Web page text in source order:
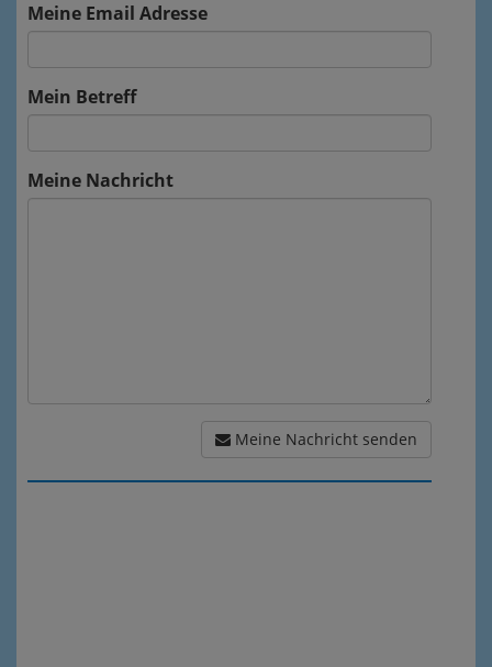
Meine Email Adresse
Mein Betreff
Meine Nachricht
Meine Nachricht senden